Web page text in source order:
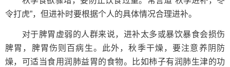
令打虎”，但进补时要根据个人的具体情况合理进补。
对于脾胃虚弱的人群来说，进补太多或暴饮暴食会损伤
脾胃，脾胃伤则百病生。此外，秋季干燥，要注意养阴防
燥，可适当食用润肺益胃的食物。比如柿子有润肺生津的功